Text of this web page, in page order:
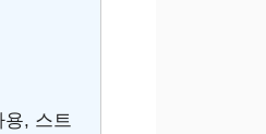
용, 스트